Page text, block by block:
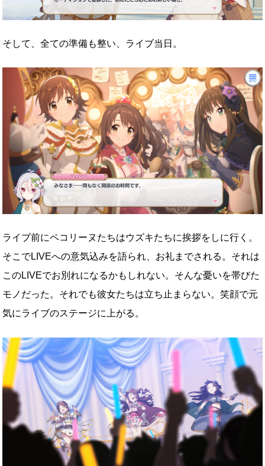
そして、全ての準備も整い、ライブ当日。
ライブ前にペコリーヌたちはウズキたちに挨拶をしに行く。
そこでLIVEへの意気込みを語られ、お礼までされる。それは
このLIVEでお別れになるかもしれない。そんな憂いを帯びた
モノだった。それでも彼女たちは立ち止まらない。笑顔で元
気にライブのステージに上がる。